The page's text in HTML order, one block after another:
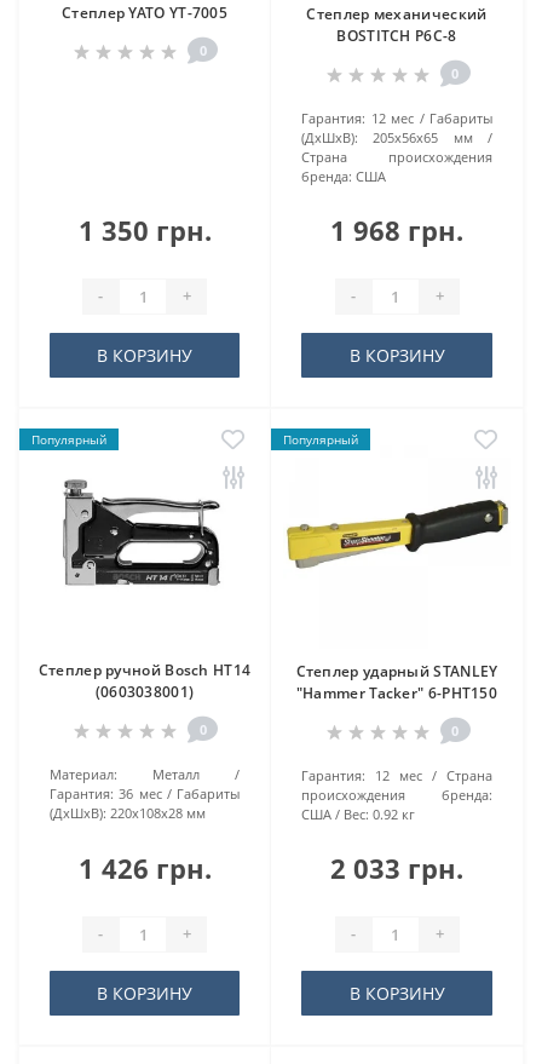
Степлер YATO YT-7005
0
1 350 грн.
- +
В КОРЗИНУ
Степлер механический
BOSTITCH P6C-8
0
Гарантия: 12 мес
Габариты
(ДхШхВ):
205х56х65 мм
Страна происхождения
бренда: США
1 968 грн.
- +
В КОРЗИНУ
Популярный
Степлер ручной Bosch HT14
(0603038001)
0
Материал:
Металл
Гарантия: 36 мес
Габариты
(ДхШхВ): 220х108х28 мм
1 426 грн.
- +
В КОРЗИНУ
Популярный
Степлер ударный STANLEY
"Hammer Tacker" 6-PHT150
0
Гарантия: 12 мес
Страна
происхождения бренда:
США
Вес: 0.92 кг
2 033 грн.
- +
В КОРЗИНУ